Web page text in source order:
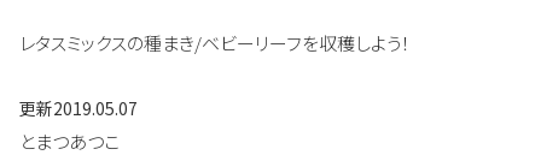
レタスミックスの種まき/ベビーリーフを収穫しよう！
更新2019.05.07
とまつあつこ